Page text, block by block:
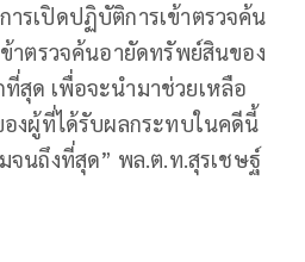
ารเปิดปฏิบัติการเข้าตรวจค้น
าตรวจค้นอายัดทรัพย์สินของ
สุด เพื่อจะนำมาช่วยเหลือ
องผู้ที่ได้รับผลกระทบในคดีนี้
จนถึงที่สุด” พล.ต.ท.สุรเชษฐ์